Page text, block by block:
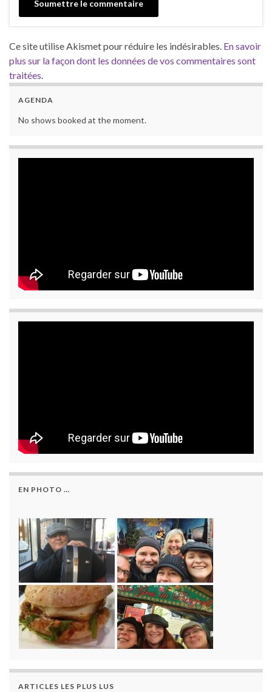
Ce site utilise Akismet pour réduire les indésirables. En savoir
plus sur la façon dont les données de vos commentaires sont
traitées.
AGENDA
No shows booked at the moment.
EN PHOTO …
ARTICLES LES PLUS LUS